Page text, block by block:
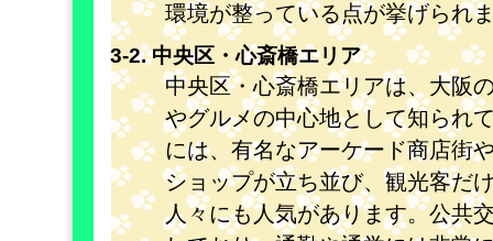
環境が整っている点が挙げられ
3-2. 中央区・心斎橋エリア
中央区・心斎橋エリアは、大阪
やグルメの中心地として知られ
には、有名なアーケード商店街
ショップが立ち並び、観光客だ
人々にも人気があります。公共